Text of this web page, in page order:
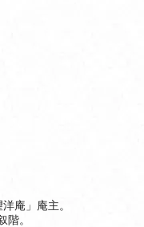
庵」庵主。
。